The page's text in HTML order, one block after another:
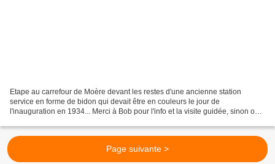
Etape au carrefour de Moère devant les restes d'une ancienne station
service en forme de bidon qui devait être en couleurs le jour de
l'inauguration en 1934... Merci à Bob pour l'info et la visite guidée, sinon on
Page suivante >